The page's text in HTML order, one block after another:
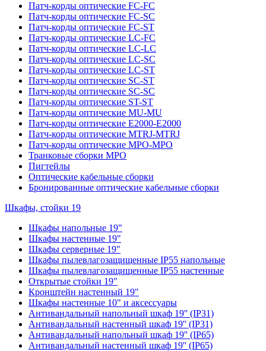
Патч-корды оптические FC-FC
Патч-корды оптические FC-SC
Патч-корды оптические FC-ST
Патч-корды оптические LC-FC
Патч-корды оптические LC-LC
Патч-корды оптические LC-SC
Патч-корды оптические LC-ST
Патч-корды оптические SC-ST
Патч-корды оптические SC-SC
Патч-корды оптические ST-ST
Патч-корды оптические MU-MU
Патч-корды оптические E2000-E2000
Патч-корды оптические MTRJ-MTRJ
Патч-корды оптические MPO-MPO
Транковые сборки MPO
Пигтейлы
Оптические кабельные сборки
Бронированные оптические кабельные сборки
Шкафы, стойки 19
Шкафы напольные 19"
Шкафы настенные 19"
Шкафы серверные 19"
Шкафы пылевлагозащищенные IP55 напольные
Шкафы пылевлагозащищенные IP55 настенные
Открытые стойки 19"
Кронштейн настенный 19"
Шкафы настенные 10" и аксессуары
Антивандальный напольный шкаф 19'' (IP31)
Антивандальный настенный шкаф 19'' (IP31)
Антивандальный напольный шкаф 19'' (IP65)
Антивандальный настенный шкаф 19'' (IP65)